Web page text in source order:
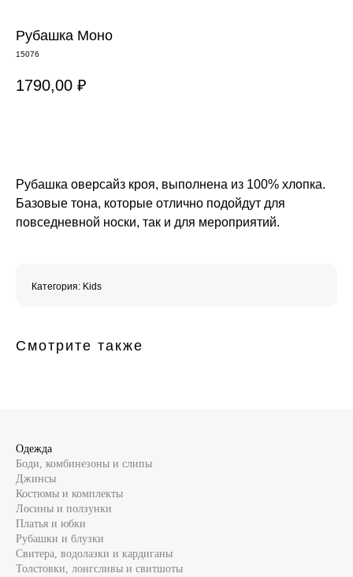
Рубашка Моно
15076
1790,00 ₽
Рубашка оверсайз кроя, выполнена из 100% хлопка.
Базовые тона, которые отлично подойдут для
повседневной носки, так и для мероприятий.
Категория: Kids
Смотрите также
Одежда
Боди, комбинезоны и слипы
Джинсы
Костюмы и комплекты
Лосины и ползунки
Платья и юбки
Рубашки и блузки
Свитера, водолазки и кардиганы
Толстовки, лонгсливы и свитшоты